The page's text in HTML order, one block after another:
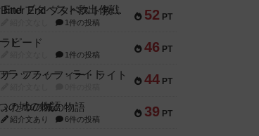
52 PT
Bitter End ブタペスト救出作戦
1件の投稿
46 PT
ラピード
1件の投稿
44 PT
ザ・フラッフィー・ライト
39 PT
ふたつの城の物語
紹介文あり 6件の投稿